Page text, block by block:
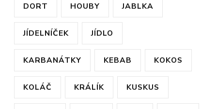
DORT HOUBY JABLKA
JÍDELNÍČEK JÍDLO
KARBANÁTKY KEBAB KOKOS
KOLÁČ KRÁLÍK KUSKUS